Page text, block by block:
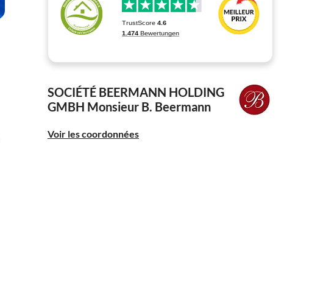
SOCIÉTÉ BEERMANN HOLDING
GMBH Monsieur B. Beermann
Voir les coordonnées